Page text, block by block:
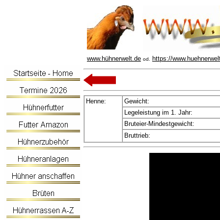
www.hühnerwelt.de od. https://
Henne:
Gewicht:
Legeleistung im 1. Jahr:
Bruteier-Mindestgewicht:
Bruttrieb: